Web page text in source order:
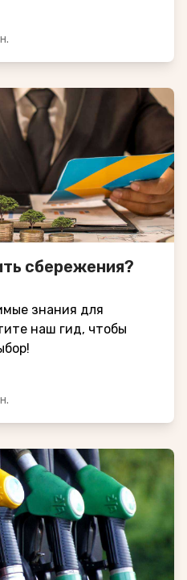
сбережения?
знания для
наш гид, чтобы